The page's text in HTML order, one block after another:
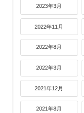
2023年3月
2022年11月
2022年8月
2022年3月
2021年12月
2021年8月